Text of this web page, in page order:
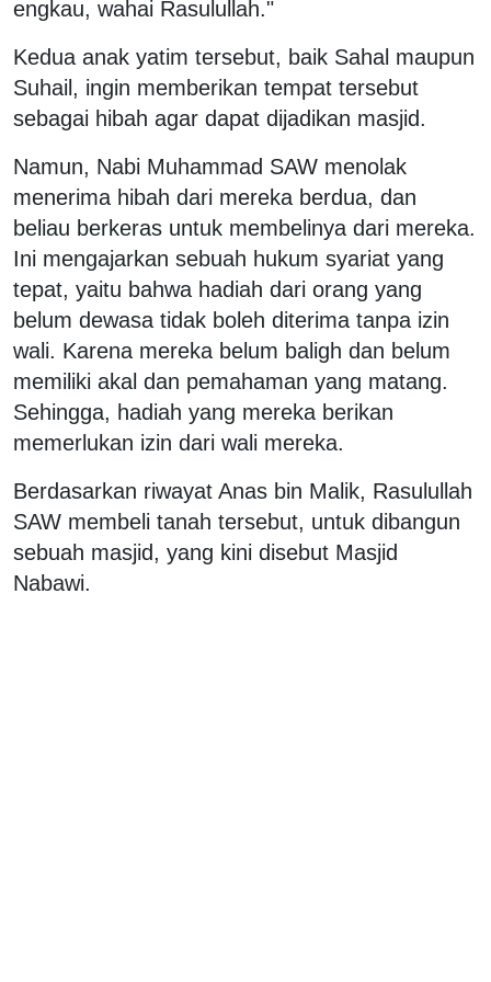
engkau, wahai Rasulullah."
Kedua anak yatim tersebut, baik Sahal maupun
Suhail, ingin memberikan tempat tersebut
sebagai hibah agar dapat dijadikan masjid.
Namun, Nabi Muhammad SAW menolak
menerima hibah dari mereka berdua, dan
beliau berkeras untuk membelinya dari mereka.
Ini mengajarkan sebuah hukum syariat yang
tepat, yaitu bahwa hadiah dari orang yang
belum dewasa tidak boleh diterima tanpa izin
wali. Karena mereka belum baligh dan belum
memiliki akal dan pemahaman yang matang.
Sehingga, hadiah yang mereka berikan
memerlukan izin dari wali mereka.
Berdasarkan riwayat Anas bin Malik, Rasulullah
SAW membeli tanah tersebut, untuk dibangun
sebuah masjid, yang kini disebut Masjid
Nabawi.